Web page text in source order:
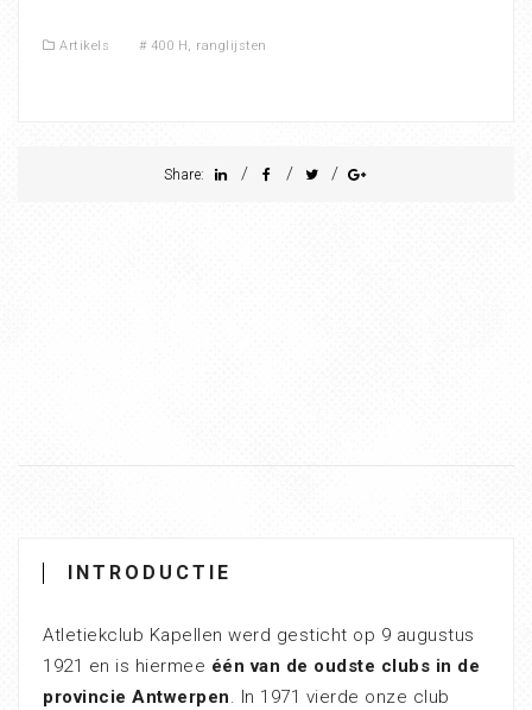
Artikels # 400 H , ranglijsten
Share: / / /
INTRODUCTIE
Atletiekclub Kapellen werd gesticht op 9 augustus
1921 en is hiermee één van de oudste clubs in de
provincie Antwerpen. In 1971 vierde onze club